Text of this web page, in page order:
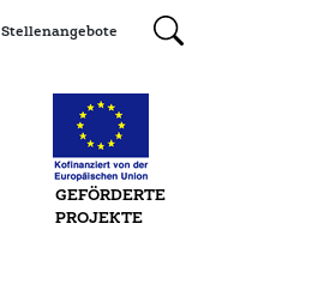
Stellenangebote
GEFÖRDERTE
PROJEKTE